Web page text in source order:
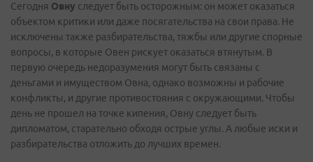
Сегодня Овну следует быть осторожным: он может оказаться
объектом критики или даже посягательства на свои права. Не
исключены также разбирательства, тяжбы или другие спорные
вопросы, в которые Овен рискует оказаться втянутым. В
первую очередь недоразумения могут быть связаны с
деньгами и имуществом Овна, однако возможны и рабочие
конфликты, и другие противостояния с окружающими. Чтобы
день не прошел на точке кипения, Овну следует быть
дипломатом, старательно обходя острые углы. А любые иски и
разбирательства отложить до лучших времен.